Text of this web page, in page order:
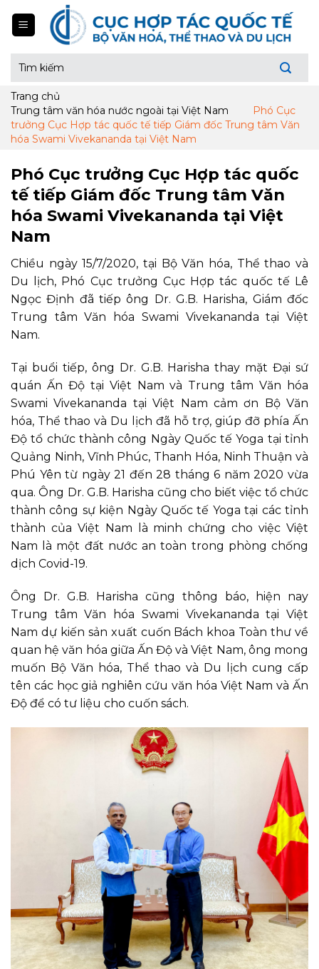
kiếm:
Trang chủ
Trung tâm văn hóa nước ngoài tại Việt Nam
Phó Cục
trưởng Cục Hợp tác quốc tế tiếp Giám đốc Trung tâm Văn
hóa Swami Vivekananda tại Việt Nam
Phó Cục trưởng Cục Hợp tác quốc
tế tiếp Giám đốc Trung tâm Văn
hóa Swami Vivekananda tại Việt
Nam
Chiều ngày 15/7/2020, tại Bộ Văn hóa, Thể thao và
Du lịch, Phó Cục trưởng Cục Hợp tác quốc tế Lê
Ngọc Định đã tiếp ông Dr. G.B. Harisha, Giám đốc
Trung tâm Văn hóa Swami Vivekananda tại Việt
Nam.
Tại buổi tiếp, ông Dr. G.B. Harisha thay mặt Đại sứ
quán Ấn Độ tại Việt Nam và Trung tâm Văn hóa
Swami Vivekananda tại Việt Nam cảm ơn Bộ Văn
hóa, Thể thao và Du lịch đã hỗ trợ, giúp đỡ phía Ấn
Độ tổ chức thành công Ngày Quốc tế Yoga tại tỉnh
Quảng Ninh, Vĩnh Phúc, Thanh Hóa, Ninh Thuận và
Phú Yên từ ngày 21 đến 28 tháng 6 năm 2020 vừa
qua. Ông Dr. G.B. Harisha cũng cho biết việc tổ chức
thành công sự kiện Ngày Quốc tế Yoga tại các tỉnh
thành của Việt Nam là minh chứng cho việc Việt
Nam là một đất nước an toàn trong phòng chống
dịch Covid-19.
Ông Dr. G.B. Harisha cũng thông báo, hiện nay
Trung tâm Văn hóa Swami Vivekananda tại Việt
Nam dự kiến sản xuất cuốn Bách khoa Toàn thư về
quan hệ văn hóa giữa Ấn Độ và Việt Nam, ông mong
muốn Bộ Văn hóa, Thể thao và Du lịch cung cấp
tên các học giả nghiên cứu văn hóa Việt Nam và Ấn
Độ để có tư liệu cho cuốn sách.